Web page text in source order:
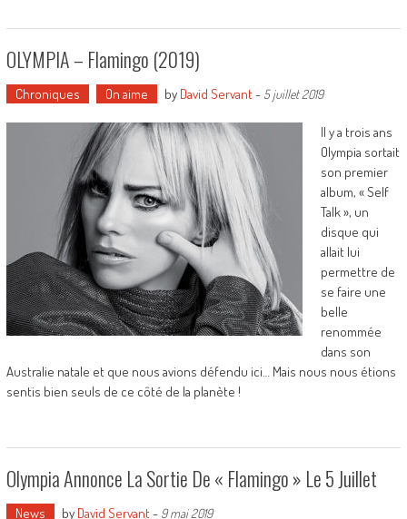
OLYMPIA – Flamingo (2019)
Chroniques On aime by David Servant- 5 juillet 2019
Il y a trois ans
Olympia sortait
son premier
album, « Self
Talk », un
disque qui
allait lui
permettre de
se faire une
belle
renommée
dans son
Australie natale et que nous avions défendu ici… Mais nous nous étions
sentis bien seuls de ce côté de la planète !
Olympia Annonce La Sortie De « Flamingo » Le 5 Juillet
News by David Servant- 9 mai 2019